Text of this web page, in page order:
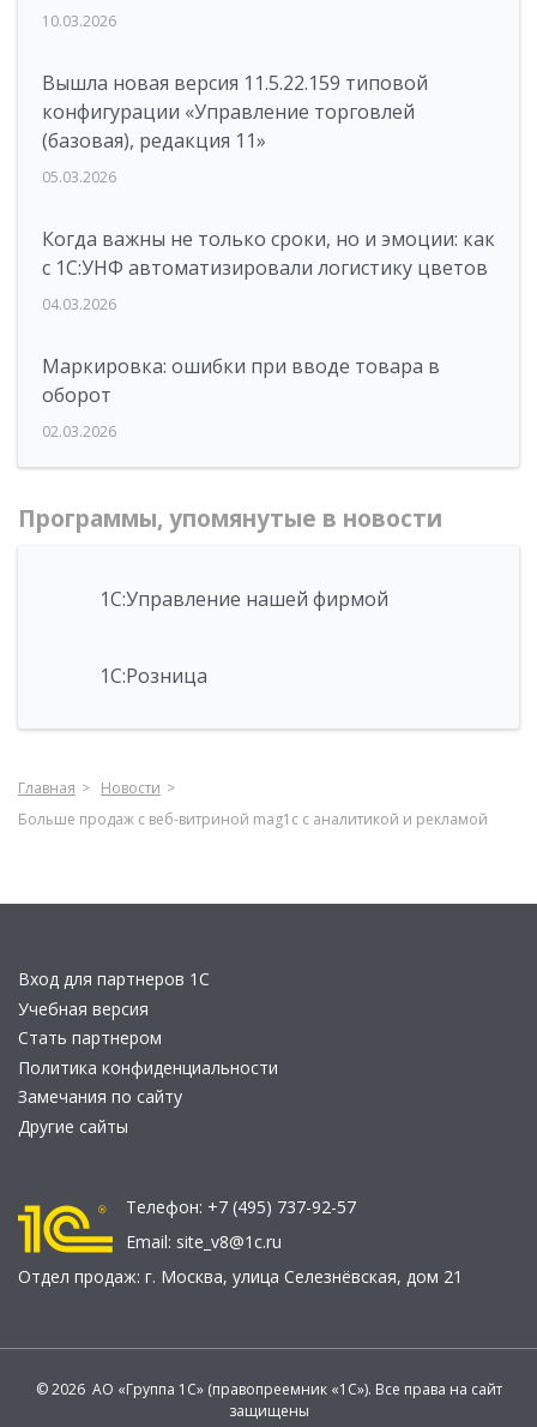
10.03.2026
Вышла новая версия 11.5.22.159 типовой
конфигурации «Управление торговлей
(базовая), редакция 11»
05.03.2026
Когда важны не только сроки, но и эмоции: как
с 1С:УНФ автоматизировали логистику цветов
04.03.2026
Маркировка: ошибки при вводе товара в
оборот
02.03.2026
Программы, упомянутые в новости
1С:Управление нашей фирмой
1С:Розница
Главная
Новости
Больше продаж с веб-витриной mag1c с аналитикой и рекламой
Вход для партнеров 1С
Учебная версия
Стать партнером
Политика конфиденциальности
Замечания по сайту
Другие сайты
Телефон: +7 (495) 737-92-57
Email: site_v8@1c.ru
Отдел продаж: г. Москва, улица Селезнёвская, дом 21
© 2026 АО «Группа 1С» (правопреемник «1С»). Все права на сайт
защищены